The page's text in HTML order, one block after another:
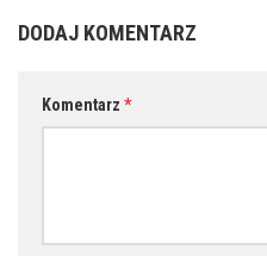
DODAJ KOMENTARZ
Komentarz *